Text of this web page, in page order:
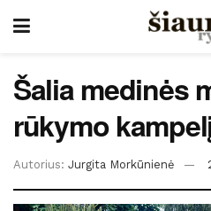
Šalia medinės
rūkymo
Autorius: Jurgita Morkūnienė